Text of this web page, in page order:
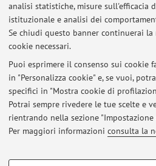
analisi statistiche, misure sull'efficacia
istituzionale e analisi dei
Se chiudi questo banner continuerai
cookie necessari.
Puoi esprimere il consenso sui cookie
in "Personalizza cookie" e, se vuoi,
specifici in "Mostra cookie di
Potrai sempre rivedere le tue scelte e
rientrando nella sezione
Per maggiori informazioni consulta la
ORCID
Ultimi
Esiti appello di TA-Modulo 3 del 8/02/
Pubblicato il: 09 febbraio 2023